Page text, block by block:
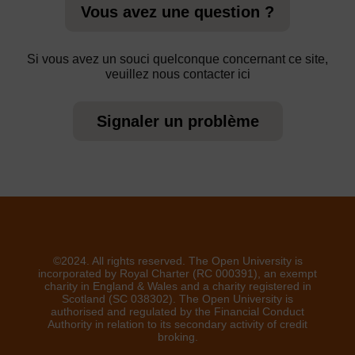
Vous avez une question ?
Si vous avez un souci quelconque concernant ce site,
veuillez nous contacter ici
Signaler un problème
©2024. All rights reserved. The Open University is
incorporated by Royal Charter (RC 000391), an exempt
charity in England & Wales and a charity registered in
Scotland (SC 038302). The Open University is
authorised and regulated by the Financial Conduct
Authority in relation to its secondary activity of credit
broking.